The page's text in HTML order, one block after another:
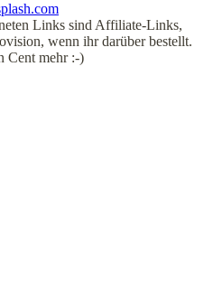
Links sind Affiliate-Links,
wenn ihr darüber bestellt.
Cent mehr :-)